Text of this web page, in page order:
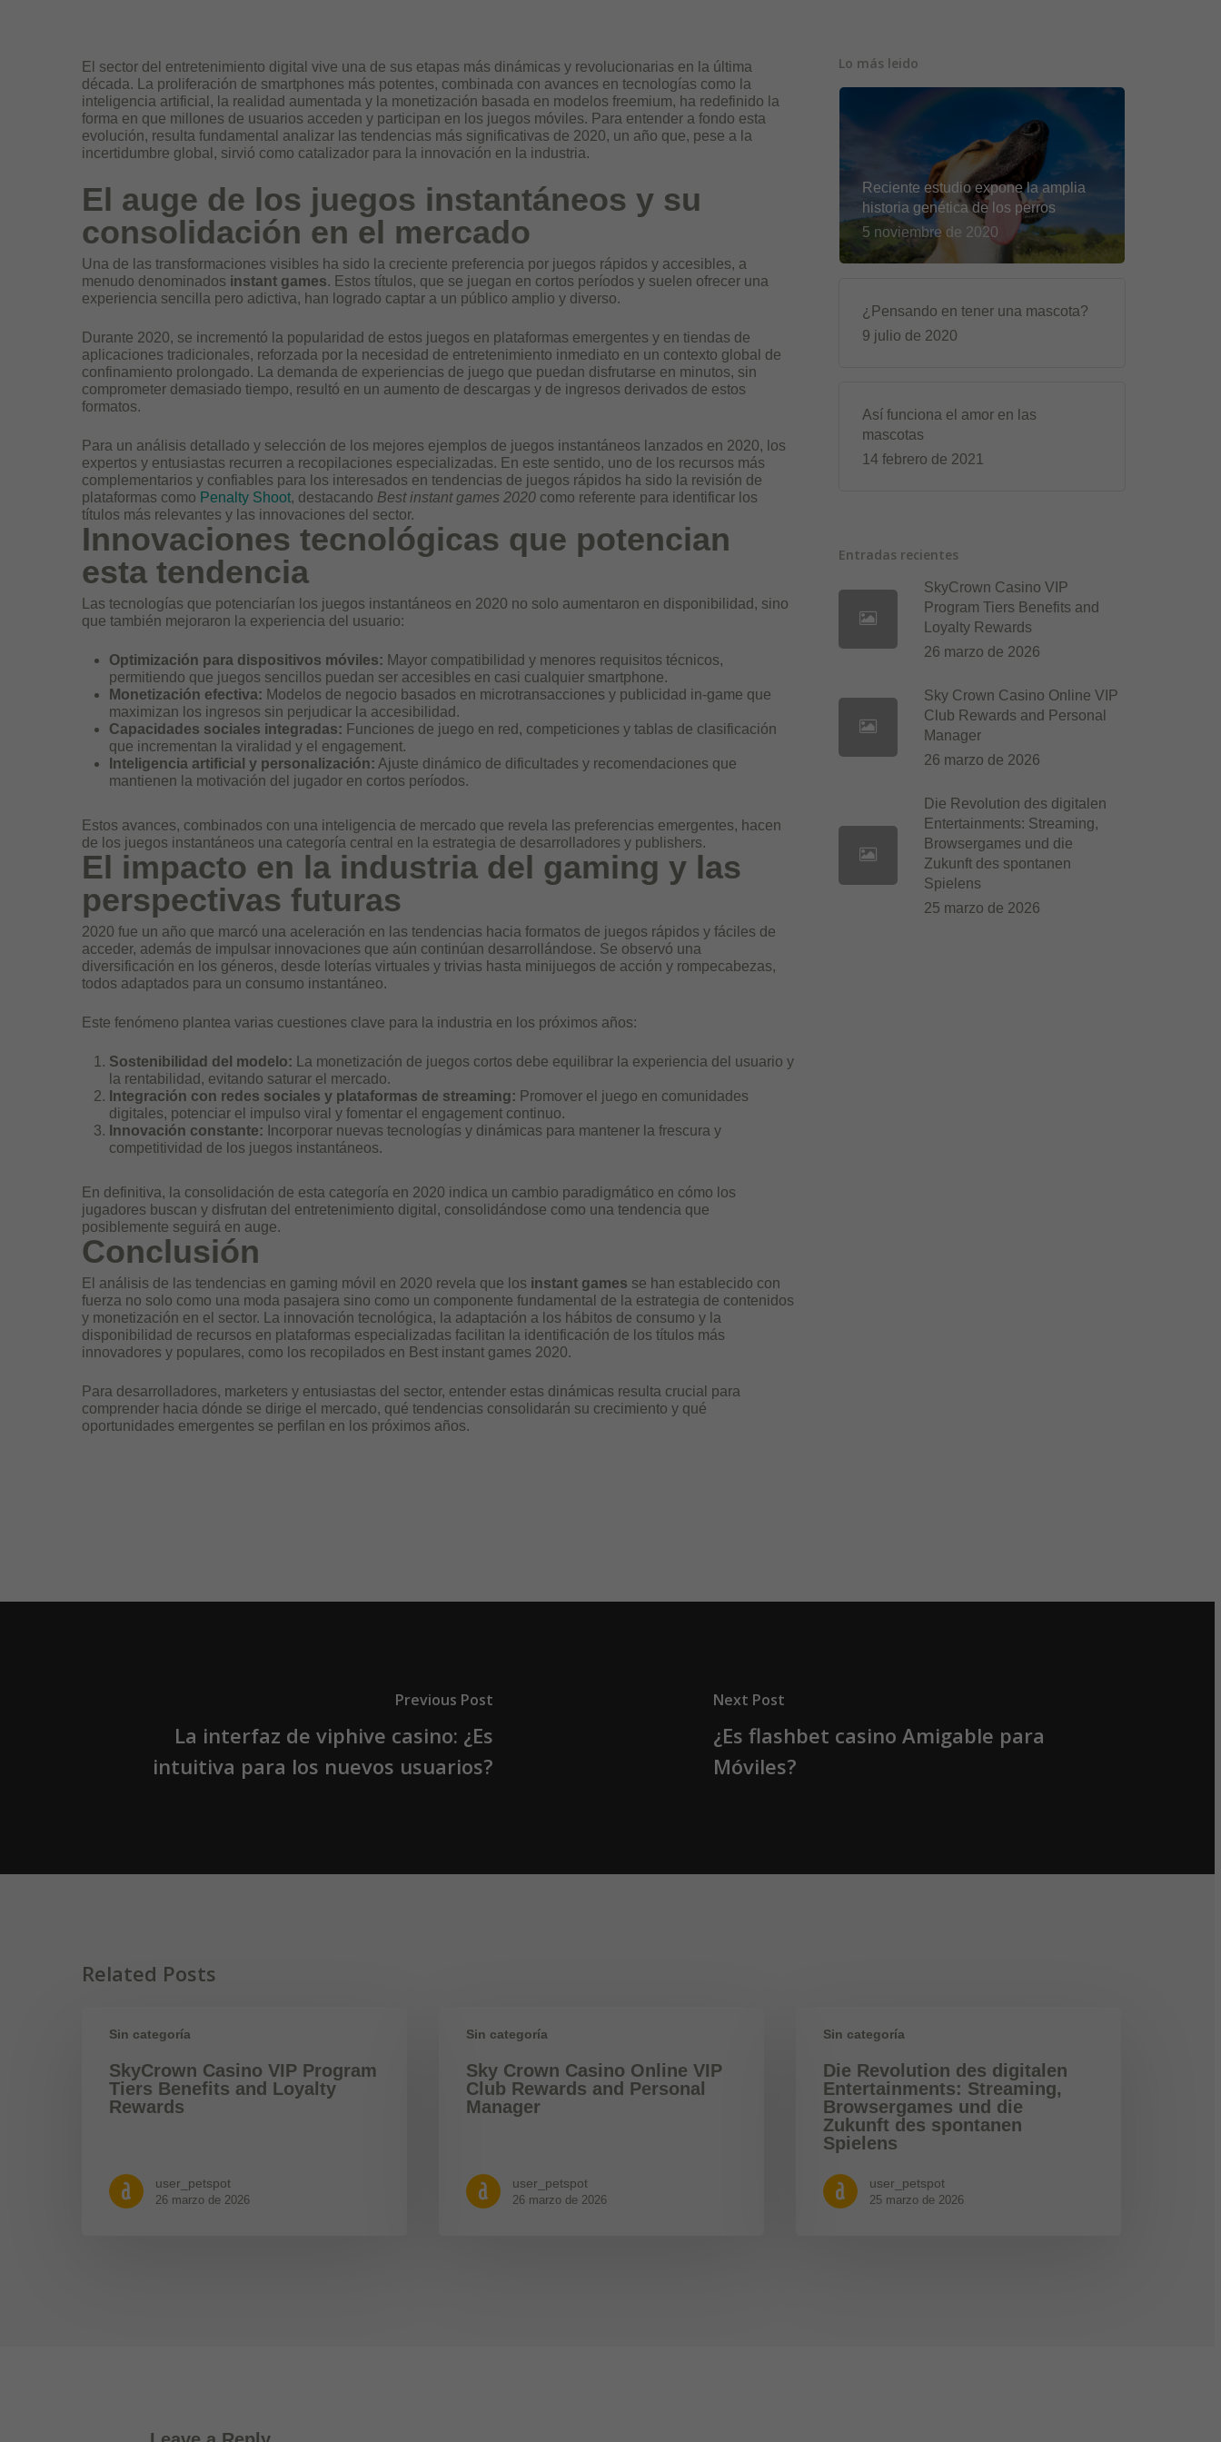
El sector del entretenimiento digital vive una de sus etapas más dinámicas y revolucionarias en la última
década. La proliferación de smartphones más potentes, combinada con avances en tecnologías como la
inteligencia artificial, la realidad aumentada y la monetización basada en modelos freemium, ha redefinido la
forma en que millones de usuarios acceden y participan en los juegos móviles. Para entender a fondo esta
evolución, resulta fundamental analizar las tendencias más significativas de 2020, un año que, pese a la
incertidumbre global, sirvió como catalizador para la innovación en la industria.
El auge de los juegos instantáneos y su
consolidación en el mercado
Una de las transformaciones visibles ha sido la creciente preferencia por juegos rápidos y accesibles, a
menudo denominados instant games. Estos títulos, que se juegan en cortos períodos y suelen ofrecer una
experiencia sencilla pero adictiva, han logrado captar a un público amplio y diverso.
Durante 2020, se incrementó la popularidad de estos juegos en plataformas emergentes y en tiendas de
aplicaciones tradicionales, reforzada por la necesidad de entretenimiento inmediato en un contexto global de
confinamiento prolongado. La demanda de experiencias de juego que puedan disfrutarse en minutos, sin
comprometer demasiado tiempo, resultó en un aumento de descargas y de ingresos derivados de estos
formatos.
Para un análisis detallado y selección de los mejores ejemplos de juegos instantáneos lanzados en 2020, los
expertos y entusiastas recurren a recopilaciones especializadas. En este sentido, uno de los recursos más
complementarios y confiables para los interesados en tendencias de juegos rápidos ha sido la revisión de
plataformas como Penalty Shoot, destacando Best instant games 2020 como referente para identificar los
títulos más relevantes y las innovaciones del sector.
Innovaciones tecnológicas que potencian
esta tendencia
Las tecnologías que potenciarían los juegos instantáneos en 2020 no solo aumentaron en disponibilidad, sino
que también mejoraron la experiencia del usuario:
Optimización para dispositivos móviles: Mayor compatibilidad y menores requisitos técnicos,
permitiendo que juegos sencillos puedan ser accesibles en casi cualquier smartphone.
Monetización efectiva: Modelos de negocio basados en microtransacciones y publicidad in-game que
maximizan los ingresos sin perjudicar la accesibilidad.
Capacidades sociales integradas: Funciones de juego en red, competiciones y tablas de clasificación
que incrementan la viralidad y el engagement.
Inteligencia artificial y personalización: Ajuste dinámico de dificultades y recomendaciones que
mantienen la motivación del jugador en cortos períodos.
Estos avances, combinados con una inteligencia de mercado que revela las preferencias emergentes, hacen
de los juegos instantáneos una categoría central en la estrategia de desarrolladores y publishers.
El impacto en la industria del gaming y las
perspectivas futuras
2020 fue un año que marcó una aceleración en las tendencias hacia formatos de juegos rápidos y fáciles de
acceder, además de impulsar innovaciones que aún continúan desarrollándose. Se observó una
diversificación en los géneros, desde loterías virtuales y trivias hasta minijuegos de acción y rompecabezas,
todos adaptados para un consumo instantáneo.
Este fenómeno plantea varias cuestiones clave para la industria en los próximos años:
Sostenibilidad del modelo: La monetización de juegos cortos debe equilibrar la experiencia del usuario y
la rentabilidad, evitando saturar el mercado.
Integración con redes sociales y plataformas de streaming: Promover el juego en comunidades
digitales, potenciar el impulso viral y fomentar el engagement continuo.
Innovación constante: Incorporar nuevas tecnologías y dinámicas para mantener la frescura y
competitividad de los juegos instantáneos.
En definitiva, la consolidación de esta categoría en 2020 indica un cambio paradigmático en cómo los
jugadores buscan y disfrutan del entretenimiento digital, consolidándose como una tendencia que
posiblemente seguirá en auge.
Conclusión
El análisis de las tendencias en gaming móvil en 2020 revela que los instant games se han establecido con
fuerza no solo como una moda pasajera sino como un componente fundamental de la estrategia de contenidos
y monetización en el sector. La innovación tecnológica, la adaptación a los hábitos de consumo y la
disponibilidad de recursos en plataformas especializadas facilitan la identificación de los títulos más
innovadores y populares, como los recopilados en Best instant games 2020.
Para desarrolladores, marketers y entusiastas del sector, entender estas dinámicas resulta crucial para
comprender hacia dónde se dirige el mercado, qué tendencias consolidarán su crecimiento y qué
oportunidades emergentes se perfilan en los próximos años.
Lo más leido
Reciente estudio expone la amplia
historia genética de los perros
5 noviembre de 2020
¿Pensando en tener una mascota?
9 julio de 2020
Así funciona el amor en las
mascotas
14 febrero de 2021
Entradas recientes
SkyCrown Casino VIP
Program Tiers Benefits and
Loyalty Rewards
26 marzo de 2026
Sky Crown Casino Online VIP
Club Rewards and Personal
Manager
26 marzo de 2026
Die Revolution des digitalen
Entertainments: Streaming,
Browsergames und die
Zukunft des spontanen
Spielens
25 marzo de 2026
Previous Post
La interfaz de viphive casino: ¿Es
intuitiva para los nuevos usuarios?
Next Post
¿Es flashbet casino Amigable para
Móviles?
Related Posts
Sin categoría
SkyCrown Casino VIP Program
Tiers Benefits and Loyalty
Rewards
user_petspot
26 marzo de 2026
Sin categoría
Sky Crown Casino Online VIP
Club Rewards and Personal
Manager
user_petspot
26 marzo de 2026
Sin categoría
Die Revolution des digitalen
Entertainments: Streaming,
Browsergames und die
Zukunft des spontanen
Spielens
user_petspot
25 marzo de 2026